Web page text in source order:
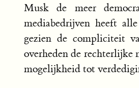
Musk de meer
mediabedrijven heeft
gezien de compliciteit
overheden de rechterlijke
mogelijkheid tot